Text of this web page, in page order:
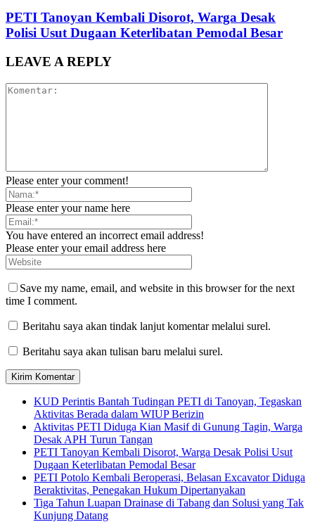
PETI Tanoyan Kembali Disorot, Warga Desak
Polisi Usut Dugaan Keterlibatan Pemodal Besar
LEAVE A REPLY
Please enter your comment!
Please enter your name here
You have entered an incorrect email address!
Please enter your email address here
Save my name, email, and website in this browser for the next
time I comment.
Beritahu saya akan tindak lanjut komentar melalui surel.
Beritahu saya akan tulisan baru melalui surel.
KUD Perintis Bantah Tudingan PETI di Tanoyan, Tegaskan
Aktivitas Berada dalam WIUP Berizin
Aktivitas PETI Diduga Kian Masif di Gunung Tagin, Warga
Desak APH Turun Tangan
PETI Tanoyan Kembali Disorot, Warga Desak Polisi Usut
Dugaan Keterlibatan Pemodal Besar
PETI Potolo Kembali Beroperasi, Belasan Excavator Diduga
Beraktivitas, Penegakan Hukum Dipertanyakan
Tiga Tahun Luapan Drainase di Tabang dan Solusi yang Tak
Kunjung Datang